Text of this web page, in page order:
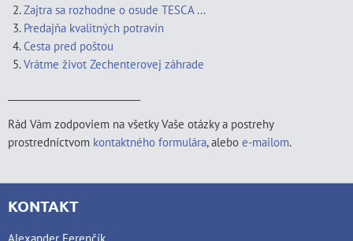
Zajtra sa rozhodne o osude TESCA ...
Predajňa kvalitných potravín
Cesta pred poštou
Vrátme život Zechenterovej záhrade
Rád Vám zodpoviem na všetky Vaše otázky a postrehy
prostredníctvom kontaktného formulára, alebo e-mailom.
KONTAKT
Alexander Ferenčík